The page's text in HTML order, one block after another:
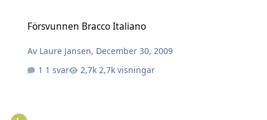
Försvunnen Bracco Italiano
Av Laure Jansen, December 30, 2009
1 svar
2,7k visningar